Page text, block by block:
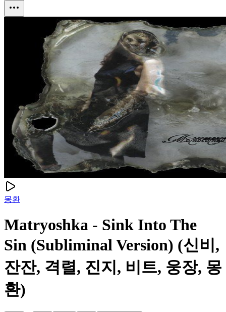
몽환
Matryoshka - Sink Into The
Sin (Subliminal Version) (신비,
잔잔, 격렬, 진지, 비트, 웅장, 몽
환)